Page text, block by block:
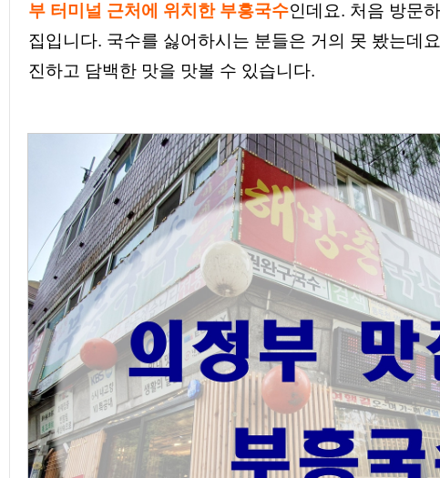
부 터미널 근처에 위치한 부흥국수인데요. 처음 방문
집입니다. 국수를 싫어하시는 분들은 거의 못 봤는데
진하고 담백한 맛을 맛볼 수 있습니다.